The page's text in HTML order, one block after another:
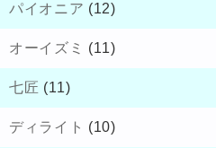
パイオニア (12)
オーイズミ (11)
七匠 (11)
ディライト (10)